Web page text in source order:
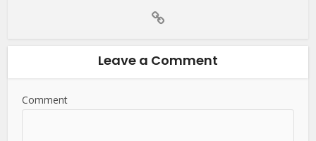
Leave a Comment
Comment